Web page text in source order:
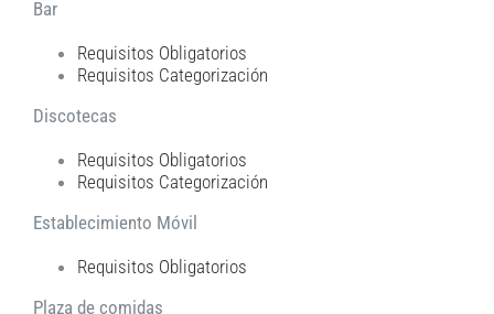
Bar
Requisitos Obligatorios
Requisitos Categorización
Discotecas
Requisitos Obligatorios
Requisitos Categorización
Establecimiento Móvil
Requisitos Obligatorios
Plaza de comidas